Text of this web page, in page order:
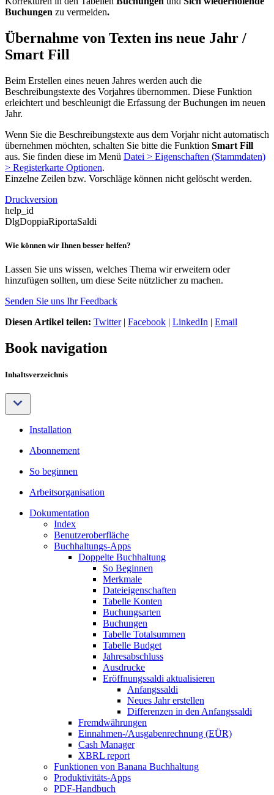
Buchungen zu vermeiden.
Übernahme von Texten ins neue Jahr /
Smart Fill
Beim Erstellen eines neuen Jahres werden auch die
Beschreibungstexte des Vorjahres übernommen. Diese Funktion
erleichtert und beschleunigt die Erfassung der Buchungen im neuen
Jahr.
Wenn Sie die Beschreibungstexte aus dem Vorjahr nicht automatisch
übernehmen möchten, schalten Sie bitte die Funktion Smart Fill
aus. Sie finden diese im Menü Datei > Eigenschaften (Stammdaten)
> Registerkarte Optionen.
Einzelne Zeilen bzw. Vorschläge können nicht gelöscht werden.
Druckversion
help_id
DlgDoppiaRiportaSaldi
Wie können wir Ihnen besser helfen?
Lassen Sie uns wissen, welches Thema wir erweitern oder
hinzufügen sollten, um diese Seite nützlicher zu machen.
Senden Sie uns Ihr Feedback
Diesen Artikel teilen: Twitter| Facebook | LinkedIn | Email
Book navigation
Inhaltsverzeichnis
Installation
Abonnement
So beginnen
Arbeitsorganisation
Dokumentation
Index
Benutzeroberfläche
Buchhaltungs-Apps
Doppelte Buchhaltung
So Beginnen
Merkmale
Dateieigenschaften
Tabelle Konten
Buchungsarten
Buchungen
Tabelle Totalsummen
Tabelle Budget
Jahresabschluss
Ausdrucke
Eröffnungssaldi aktualisieren
Anfangssaldi
Neues Jahr erstellen
Differenzen in den Anfangssaldi
Fremdwährungen
Einnahmen-/Ausgabenrechnung (EÜR)
Cash Manager
XBRL report
Funktionen von Banana Buchhaltung
Produktivitäts-Apps
PDF-Handbuch